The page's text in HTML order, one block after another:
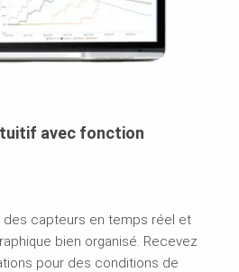
avec fonction
des capteurs en temps réel et
bien organisé. Recevez
pour des conditions de